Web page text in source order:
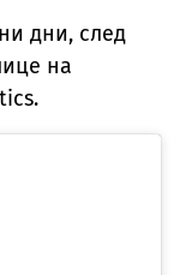
дни, след
на